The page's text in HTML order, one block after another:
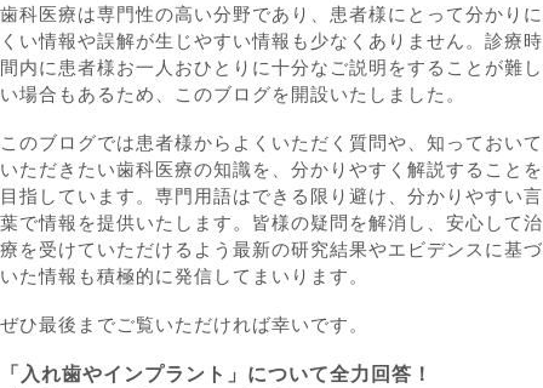
歯科医療は専門性の高い分野であり、患者様にとって分かりに
くい情報や誤解が生じやすい情報も少なくありません。診療時
間内に患者様お一人おひとりに十分なご説明をすることが難し
い場合もあるため、このブログを開設いたしました。
このブログでは患者様からよくいただく質問や、知っておいて
いただきたい歯科医療の知識を、分かりやすく解説することを
目指しています。専門用語はできる限り避け、分かりやすい言
葉で情報を提供いたします。皆様の疑問を解消し、安心して治
療を受けていただけるよう最新の研究結果やエビデンスに基づ
いた情報も積極的に発信してまいります。
ぜひ最後までご覧いただければ幸いです。
「入れ歯やインプラント」について全力回答！